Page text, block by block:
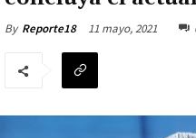
By Reporte18 11 mayo, 2021